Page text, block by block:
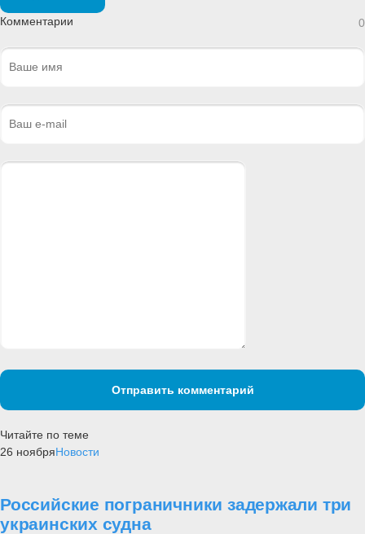
Комментарии 0
Отправить комментарий
Читайте по теме
26 ноябряНовости
Российские пограничники задержали три
украинских судна